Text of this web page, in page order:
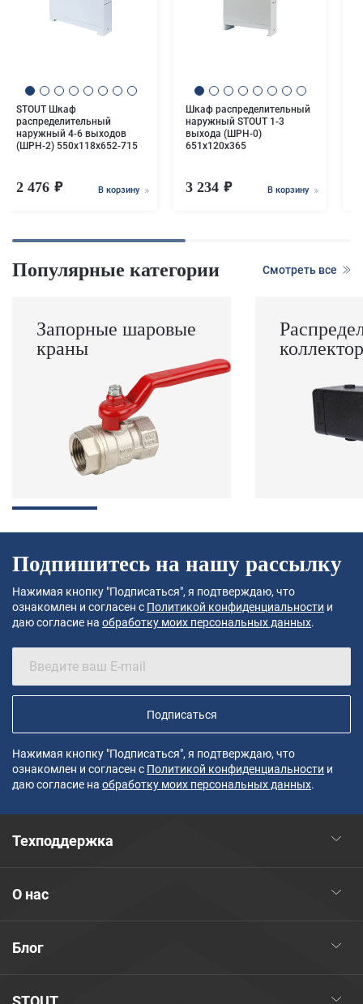
STOUT Шкаф
распределительный
наружный 4-6 выходов
(ШРН-2) 550х118х652-715
2 476 В корзину
Шкаф распределительный
наружный STOUT 1-3
выхода (ШРН-0)
651х120х365
3 234 В корзину
Популярные категории Смотреть все
Запорные шаровые
краны
Подпишитесь на нашу рассылку
Нажимая кнопку "Подписаться", я подтверждаю, что
ознакомлен и согласен с Политикой конфиденциальности и
даю согласие на обработку моих персональных данных.
Подписаться
Нажимая кнопку "Подписаться", я подтверждаю, что
ознакомлен и согласен с Политикой конфиденциальности и
даю согласие на обработку моих персональных данных.
Блог
О нас
Техподдержка